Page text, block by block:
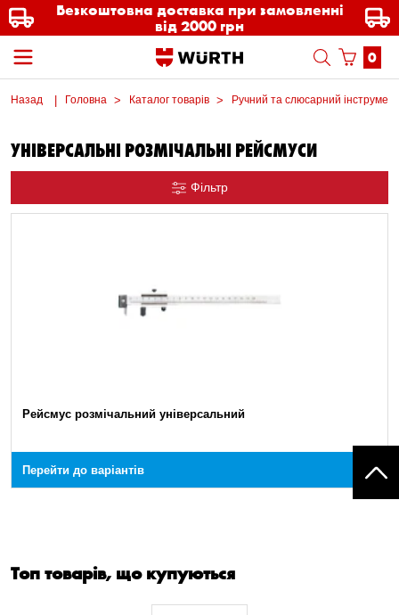
Безкоштовна доставка при замовленні
від 2000 грн
0
Назад Головна Каталог товарів Ручний та слюсарний інструмент
УНІВЕРСАЛЬНІ РОЗМІЧАЛЬНІ РЕЙСМУСИ
Фільтр
Рейсмус розмічальний універсальний
Перейти до варіантів
Топ товарів, що купуються